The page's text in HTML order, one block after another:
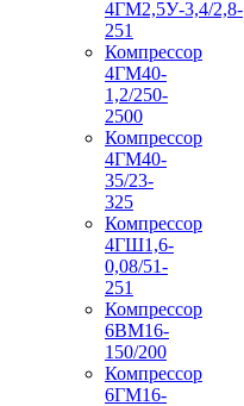
4ГМ2,5У-3,4/2,8-
251
Компрессор
4ГМ40-
1,2/250-
2500
Компрессор
4ГМ40-
35/23-
325
Компрессор
4ГШ1,6-
0,08/51-
251
Компрессор
6ВМ16-
150/200
Компрессор
6ГМ16-